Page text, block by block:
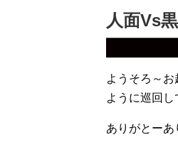
人面Vs
ようそろ～
ように巡回し
ありがとーあ